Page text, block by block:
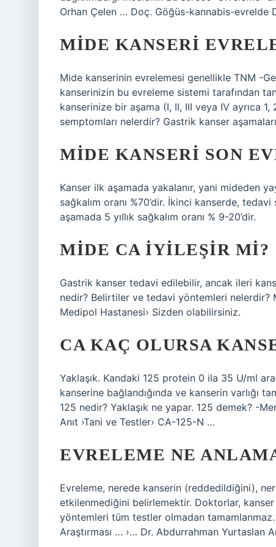
Orhan Çelen … Doç. Göğüs-kannabis-evrelde
MIDE KANSERI
Mide kanserinin evrelemesi genellikle TNM -
kanserinizin bu evreleme sistemi tarafından
kanserinize bir aşama (I, II, III veya IV ayrıca
semptomları nelerdir? Gastrik kanser
MIDE KANSERI SON
Kanser ilk aşamada yakalanır, yani mideden
sağkalım oranı %70’dir. İkinci kanserde,
aşamada 5 yıllık sağkalım oranı % 9-20’dir.
MIDE CA IYILEŞIR MI?
Gastrik kanser tedavi edilebilir, ancak ileri
nedir? Belirtiler ve tedavi yöntemleri nelerdir?
Medipol Hastanesi› Sizden olabilirsiniz.
CA KAÇ OLURSA
Yaklaşık. Kandaki 125 protein 0 ila 35 U/ml
kanserine bağlandığında ve kanserin varlığı
125 nedir? Yaklaşık ne yapar. 125 demek? -
Anıt ›Tani ve Testler› CA-125-N …
EVRELEME NE
Evreleme, nerede kanserin (reddedildiğini),
etkilenmediğini belirlemektir. Doktorlar, kanser
yöntemleri tüm testler olmadan
Araştırması … ›… Dr. Abdurrahman Yurtaslan